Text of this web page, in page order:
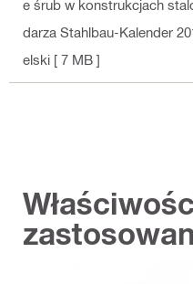
e śrub w konstrukcjach
darza Stahlbau-Kalender
elski [ 7 MB ]